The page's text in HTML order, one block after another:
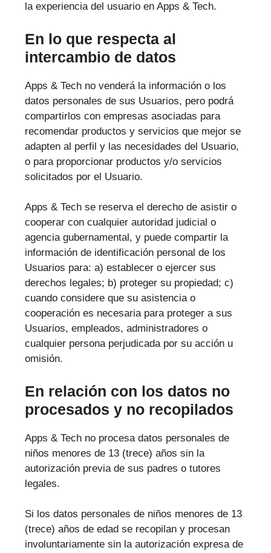
la experiencia del usuario en Apps & Tech.
En lo que respecta al
intercambio de datos
Apps & Tech no venderá la información o los
datos personales de sus Usuarios, pero podrá
compartirlos con empresas asociadas para
recomendar productos y servicios que mejor se
adapten al perfil y las necesidades del Usuario,
o para proporcionar productos y/o servicios
solicitados por el Usuario.
Apps & Tech se reserva el derecho de asistir o
cooperar con cualquier autoridad judicial o
agencia gubernamental, y puede compartir la
información de identificación personal de los
Usuarios para: a) establecer o ejercer sus
derechos legales; b) proteger su propiedad; c)
cuando considere que su asistencia o
cooperación es necesaria para proteger a sus
Usuarios, empleados, administradores o
cualquier persona perjudicada por su acción u
omisión.
En relación con los datos no
procesados y no recopilados
Apps & Tech no procesa datos personales de
niños menores de 13 (trece) años sin la
autorización previa de sus padres o tutores
legales.
Si los datos personales de niños menores de 13
(trece) años de edad se recopilan y procesan
involuntariamente sin la autorización expresa de